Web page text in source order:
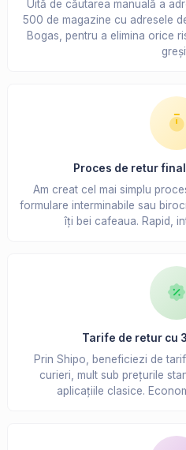
Uită de căutarea manuală a
500 de magazine cu adresele
Bogas, pentru a elimina orice
Proces de retur
Am creat cel mai simplu
formulare interminabile sau
îți bei cafeaua. Rapid,
Tarife de retur cu
Prin Shipo, beneficiezi de
curieri, mult sub prețurile
aplicațiile clasice.